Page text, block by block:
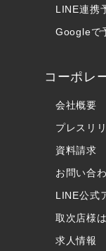
LINE連携
Googleで
コーポレ
会社概要
プレスリ
資料請求
お問い合
LINE公式
取次店様
求人情報